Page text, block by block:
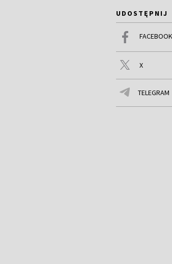
UDOSTĘPNIJ
FACEBOOK
X
TELEGRAM